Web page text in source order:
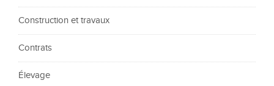
Construction et travaux
Contrats
Élevage